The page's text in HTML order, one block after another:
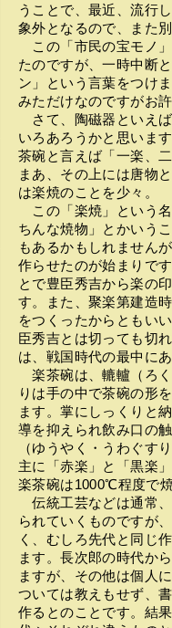
うことで、最近、流行
象外となるので、また
この「市民の宝モノ
たのですが、一時中断
ン」という言葉をつけ
みただけなのですがお
さて、陶磁器といえ
いろあろうかと思いま
茶碗と言えば「一楽、
まあ、その上には唐物
は楽焼のことを少々。
この「楽焼」という
ちんな焼物」とかいう
もあるかもしれません
作らせたのが始まりで
とで豊臣秀吉から楽の
す。また、聚楽第建造
をつくったからともい
臣秀吉とは切っても切
は、戦国時代の最中に
楽茶碗は、轆轤（ろ
りは手の中で茶碗の形
ます。掌にしっくりと
導を抑えられ飲み口の
（ゆうやく・うわぐす
主に「赤楽」と「黒楽
楽茶碗は1000℃程度で
伝統工芸などは通常
られていくものですが
く、むしろ先代と同じ
ます。長次郎の時代か
ますが、その他は個人
ついては教えもせず、
作るとのことです。結